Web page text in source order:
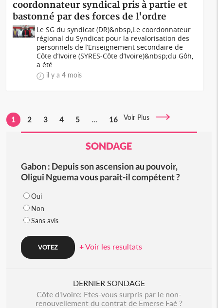
coordonnateur syndical pris à partie et
bastonné par des forces de l'ordre
Le SG du syndicat (DR)&nbsp;Le coordonnateur
régional du Syndicat pour la revalorisation des
personnels de l’Enseignement secondaire de
Côte d’Ivoire (SYRES-Côte d’Ivoire)&nbsp;du Gôh,
a été...
il y a 4 mois
1 2 3 4 5 ... 16 Voir Plus
SONDAGE
Gabon : Depuis son ascension au pouvoir,
Oligui Nguema vous parait-il compétent ?
Oui
Non
Sans avis
+ Voir les resultats
DERNIER SONDAGE
Côte d'Ivoire: Etes-vous surpris par le non-
renouvellement du contrat de Emerse Faé ?